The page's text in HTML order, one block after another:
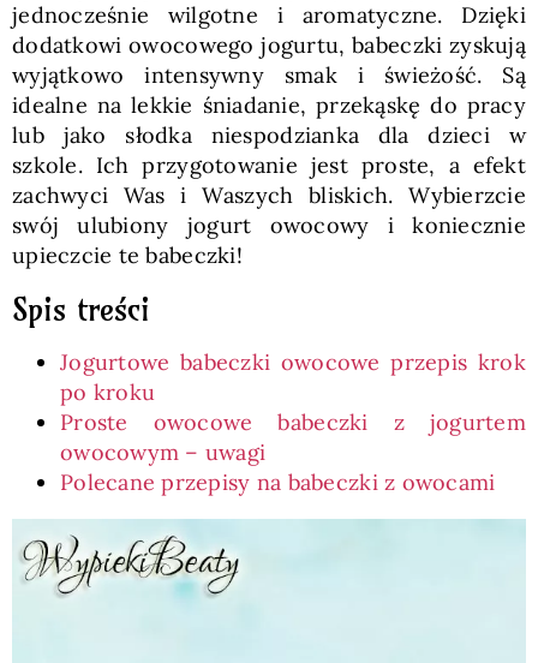
jednocześnie wilgotne i aromatyczne. Dzięki
dodatkowi owocowego jogurtu, babeczki zyskują
wyjątkowo intensywny smak i świeżość. Są
idealne na lekkie śniadanie, przekąskę do pracy
lub jako słodka niespodzianka dla dzieci w
szkole. Ich przygotowanie jest proste, a efekt
zachwyci Was i Waszych bliskich. Wybierzcie
swój ulubiony jogurt owocowy i koniecznie
upieczcie te babeczki!
Spis treści
Jogurtowe babeczki owocowe przepis krok
po kroku
Proste owocowe babeczki z jogurtem
owocowym – uwagi
Polecane przepisy na babeczki z owocami